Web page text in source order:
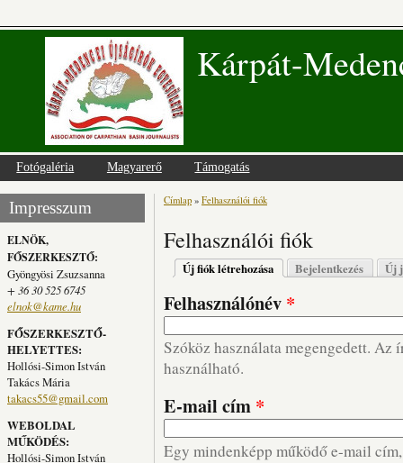
Kárpát-
Fotógaléria Magyarerő Támogatás
Impresszum
ELNÖK,
FŐSZERKESZTŐ:
Gyöngyösi Zsuzsanna
+ 36 30 525 6745
elnok@kame.hu
FŐSZERKESZTŐ-
HELYETTES:
Hollósi-Simon István
Takács Mária
takacs55@gmail.com
WEBOLDAL
MŰKÖDÉS:
Hollósi-Simon István
Jelenlegi hely
Címlap » Felhasználói fiók
Felhasználói fiók
Elsődleges fülek
Új fiók létrehozása (aktív fül)
Bejelentkezés Új
Felhasználónév *
Szóköz használata megengedett. Az
használható.
E-mail cím *
Egy mindenképp működő e-mail